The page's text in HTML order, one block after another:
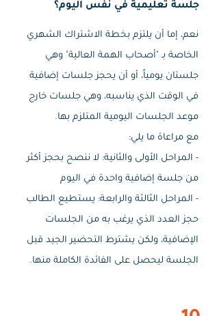
جلسة تعليمية في نفس اليوم؟
نعم، إما أن يلتزم بخطة الاشتراك الشهري
الخاصة بـ "أصحاب الهمة العالية" وهي
جلستان يومياً، أو أن يحجز جلسات إضافية
في الوقت الذي يناسبه، وهي جلسات خارج
موعد الجلسات اليومية المتلزم بها.
مع مراعاة ما يلي:
- المراحل الأولى والثانية: لا ننصح بحجز أكثر
من جلسة إضافية واحدة في اليوم
- المراحل الثالثة والرابعة: يستطيع الطالب
حجز العدد الذي يرغب به من الجلسات
الإضافية، ولكن يشترط التحضير الجيد قبل
الجلسة ليحصل على الفائدة الكاملة منها.